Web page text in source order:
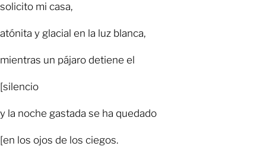
solicito mi casa,
atónita y glacial en la luz blanca,
mientras un pájaro detiene el
[silencio
y la noche gastada se ha quedado
[en los ojos de los ciegos.